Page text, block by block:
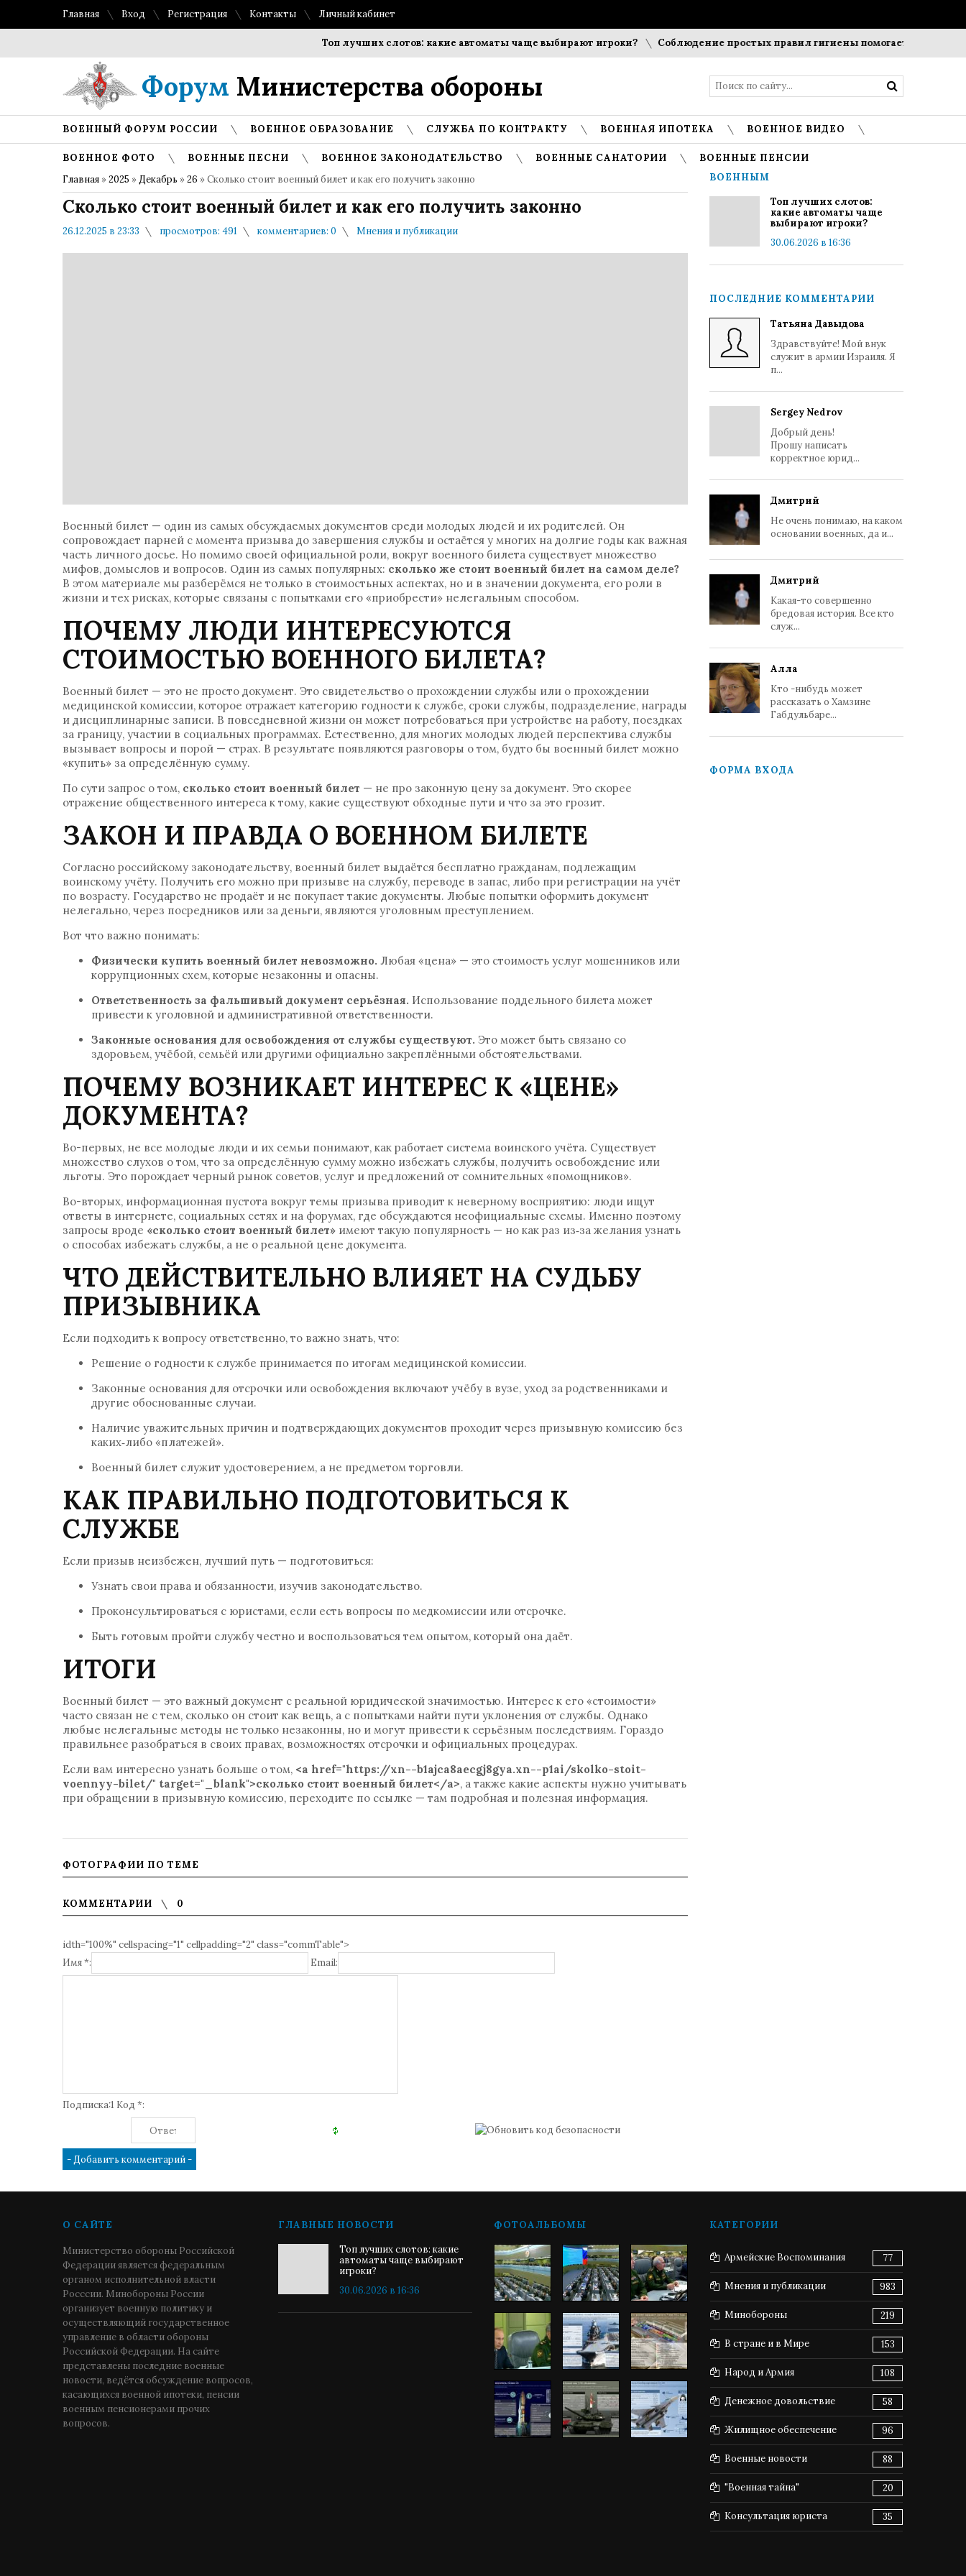
Главная Вход Регистрация Контакты Личный кабинет
Топ лучших слотов: какие автоматы чаще выбирают игроки? Соблюдение простых правил гигиены помогает сохранить
Форум Министерства обороны
ВОЕННЫЙ ФОРУМ РОССИИ ВОЕННОЕ ОБРАЗОВАНИЕ СЛУЖБА ПО КОНТРАКТУ ВОЕННАЯ ИПОТЕКА ВОЕННОЕ ВИДЕО
ВОЕННОЕ ФОТО ВОЕННЫЕ ПЕСНИ ВОЕННОЕ ЗАКОНОДАТЕЛЬСТВО ВОЕННЫЕ САНАТОРИИ
ВОЕННЫЕ ПЕНСИИ
Главная »2025 »Декабрь »26 » Сколько стоит военный билет и как его получить законно
Сколько стоит военный билет и как его получить законно
26.12.2025 в 23:33 просмотров: 491 комментариев: 0 Мнения и публикации
Военный билет — один из самых обсуждаемых документов среди молодых людей и их родителей. Он
сопровождает парней с момента призыва до завершения службы и остаётся у многих на долгие годы как важная
часть личного досье. Но помимо своей официальной роли, вокруг военного билета существует множество
мифов, домыслов и вопросов. Один из самых популярных: сколько же стоит военный билет на самом деле?
В этом материале мы разберёмся не только в стоимостьных аспектах, но и в значении документа, его роли в
жизни и тех рисках, которые связаны с попытками его «приобрести» нелегальным способом.
ПОЧЕМУ ЛЮДИ ИНТЕРЕСУЮТСЯ
СТОИМОСТЬЮ ВОЕННОГО БИЛЕТА?
Военный билет — это не просто документ. Это свидетельство о прохождении службы или о прохождении
медицинской комиссии, которое отражает категорию годности к службе, сроки службы, подразделение, награды
и дисциплинарные записи. В повседневной жизни он может потребоваться при устройстве на работу, поездках
за границу, участии в социальных программах. Естественно, для многих молодых людей перспектива службы
вызывает вопросы и порой — страх. В результате появляются разговоры о том, будто бы военный билет можно
«купить» за определённую сумму.
По сути запрос о том, сколько стоит военный билет — не про законную цену за документ. Это скорее
отражение общественного интереса к тому, какие существуют обходные пути и что за это грозит.
ЗАКОН И ПРАВДА О ВОЕННОМ БИЛЕТЕ
Согласно российскому законодательству, военный билет выдаётся бесплатно гражданам, подлежащим
воинскому учёту. Получить его можно при призыве на службу, переводе в запас, либо при регистрации на учёт
по возрасту. Государство не продаёт и не покупает такие документы. Любые попытки оформить документ
нелегально, через посредников или за деньги, являются уголовным преступлением.
Вот что важно понимать:
Физически купить военный билет невозможно. Любая «цена» — это стоимость услуг мошенников или
коррупционных схем, которые незаконны и опасны.
Ответственность за фальшивый документ серьёзная. Использование поддельного билета может
привести к уголовной и административной ответственности.
Законные основания для освобождения от службы существуют. Это может быть связано со
здоровьем, учёбой, семьёй или другими официально закреплёнными обстоятельствами.
ПОЧЕМУ ВОЗНИКАЕТ ИНТЕРЕС К «ЦЕНЕ»
ДОКУМЕНТА?
Во-первых, не все молодые люди и их семьи понимают, как работает система воинского учёта. Существует
множество слухов о том, что за определённую сумму можно избежать службы, получить освобождение или
льготы. Это порождает черный рынок советов, услуг и предложений от сомнительных «помощников».
Во-вторых, информационная пустота вокруг темы призыва приводит к неверному восприятию: люди ищут
ответы в интернете, социальных сетях и на форумах, где обсуждаются неофициальные схемы. Именно поэтому
запросы вроде «сколько стоит военный билет» имеют такую популярность — но как раз из‑за желания узнать
о способах избежать службы, а не о реальной цене документа.
ЧТО ДЕЙСТВИТЕЛЬНО ВЛИЯЕТ НА СУДЬБУ
ПРИЗЫВНИКА
Если подходить к вопросу ответственно, то важно знать, что:
Решение о годности к службе принимается по итогам медицинской комиссии.
Законные основания для отсрочки или освобождения включают учёбу в вузе, уход за родственниками и
другие обоснованные случаи.
Наличие уважительных причин и подтверждающих документов проходит через призывную комиссию без
каких‑либо «платежей».
Военный билет служит удостоверением, а не предметом торговли.
КАК ПРАВИЛЬНО ПОДГОТОВИТЬСЯ К
СЛУЖБЕ
Если призыв неизбежен, лучший путь — подготовиться:
Узнать свои права и обязанности, изучив законодательство.
Проконсультироваться с юристами, если есть вопросы по медкомиссии или отсрочке.
Быть готовым пройти службу честно и воспользоваться тем опытом, который она даёт.
ИТОГИ
Военный билет — это важный документ с реальной юридической значимостью. Интерес к его «стоимости»
часто связан не с тем, сколько он стоит как вещь, а с попытками найти пути уклонения от службы. Однако
любые нелегальные методы не только незаконны, но и могут привести к серьёзным последствиям. Гораздо
правильнее разобраться в своих правах, возможностях отсрочки и официальных процедурах.
Если вам интересно узнать больше о том, <a href="https://xn--b1ajca8aecgj8gya.xn--p1ai/skolko-stoit-
voennyy-bilet/" target="_blank">сколько стоит военный билет</a>, а также какие аспекты нужно учитывать
при обращении в призывную комиссию, переходите по ссылке — там подробная и полезная информация.
ФОТОГРАФИИ ПО ТЕМЕ
КОММЕНТАРИИ 0
idth="100%" cellspacing="1" cellpadding="2" class="commTable">
Имя *:
Email:
Подписка:1 Код *:
ВОЕННЫМ
Топ лучших слотов:
какие автоматы чаще
выбирают игроки?
30.06.2026 в 16:36
ПОСЛЕДНИЕ КОММЕНТАРИИ
Татьяна Давыдова
Здравствуйте! Мой внук
служит в армии Израиля. Я
п...
Sergey Nedrov
Добрый день!
Прошу написать
корректное юрид...
Дмитрий
Не очень понимаю, на каком
основании военных, да и...
Дмитрий
Какая-то совершенно
бредовая история. Все кто
служ...
Алла
Кто -нибудь может
рассказать о Хамзине
Габдульбаре...
ФОРМА ВХОДА
О САЙТЕ
Министерство обороны Российской
Федерации является федеральным
органом исполнительной власти
Росссии. Минобороны России
организует военную политику и
осуществляющий государственное
управление в области обороны
Российской Федерации. На сайте
представлены последние военные
новости, ведётся обсуждение вопросов,
касающихся военной ипотеки, пенсии
военным пенсионерами прочих
вопросов.
ГЛАВНЫЕ НОВОСТИ
Топ лучших слотов: какие
автоматы чаще выбирают
игроки?
30.06.2026 в 16:36
ФОТОАЛЬБОМЫ КАТЕГОРИИ
Армейские Воспоминания 77
Мнения и публикации 983
Минобороны 219
В стране и в Мире 153
Народ и Армия 108
Денежное довольствие 58
Жилищное обеспечение 96
Военные новости 88
"Военная тайна" 20
Консультация юриста 35